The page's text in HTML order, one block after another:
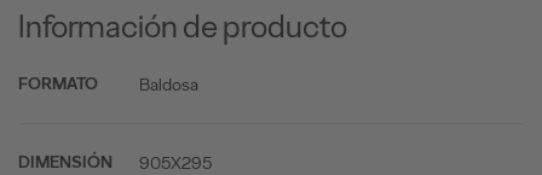
Información de producto
FORMATO Baldosa
DIMENSIÓN 905X295